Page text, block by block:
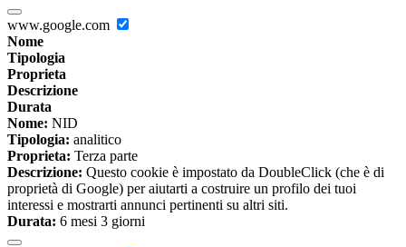
www.google.com
Nome
Tipologia
Proprieta
Descrizione
Durata
Nome: NID
Tipologia: analitico
Proprieta: Terza parte
Descrizione: Questo cookie è impostato da DoubleClick (che è di
proprietà di Google) per aiutarti a costruire un profilo dei tuoi
interessi e mostrarti annunci pertinenti su altri siti.
Durata: 6 mesi 3 giorni